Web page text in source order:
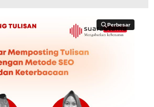
Perbesar
Perbesar